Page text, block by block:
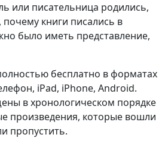
или писательница родились,
книги писались в
было иметь представление,
бесплатно в форматах
iPad, iPhone, Android.
в хронологическом порядке
произведения, которые вошли
пропустить.